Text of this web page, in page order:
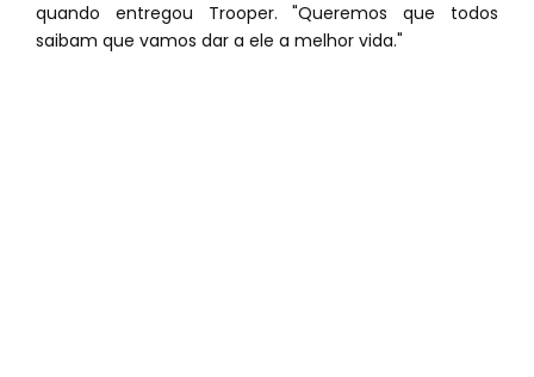
quando entregou Trooper. "Queremos que todos
saibam que vamos dar a ele a melhor vida."